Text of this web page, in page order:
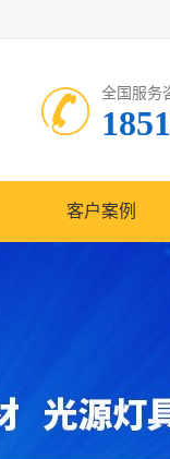
全国服务
客户案例